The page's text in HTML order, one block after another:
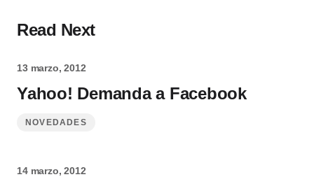
Read Next
13 marzo, 2012
Yahoo! Demanda a Facebook
NOVEDADES
14 marzo, 2012